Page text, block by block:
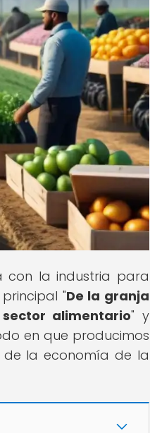
con la industria para
"De la granja
alimentario" y
en que producimos
de la economía de la